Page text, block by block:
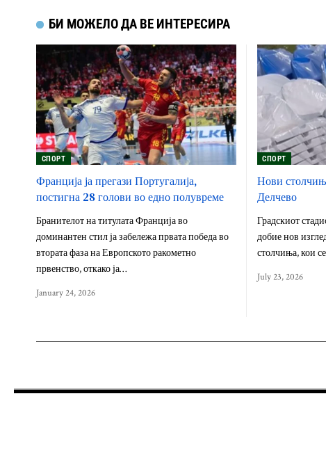
БИ МОЖЕЛО ДА ВЕ ИНТЕРЕСИРА
СПОРТ
Франција ја прегази Португалија,
постигна 28 голови во едно полувреме
Бранителот на титулата Франција во
доминантен стил ја забележа првата победа во
втората фаза на Европското ракометно
првенство, откако ја…
January 24, 2026
СПОРТ
Нови
Делчево
Градскиот
добие нов
столчиња, кои
July 23, 2026